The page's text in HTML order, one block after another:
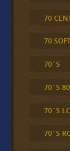
70
70
70´S
70´S
70´S
70´S